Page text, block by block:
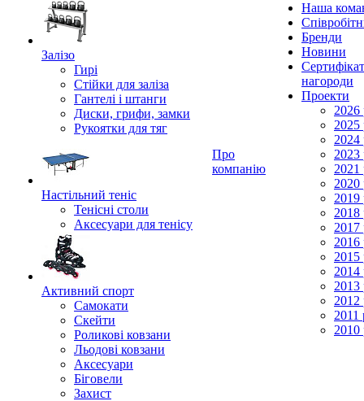
Залізо
Гирі
Стійки для заліза
Гантелі і штанги
Диски, грифи, замки
Рукоятки для тяг
Настільний теніс
Тенісні столи
Аксесуари для тенісу
Активний спорт
Самокати
Скейти
Роликові ковзани
Льодові ковзани
Аксесуари
Біговели
Захист
Про
компанію
Наша
Бренди
Новини
нагороди
Проекти
2026
2025
2024
2023
2021
2020
2019
2018
2017
2016
2015
2014
2013
2012
2011
2010